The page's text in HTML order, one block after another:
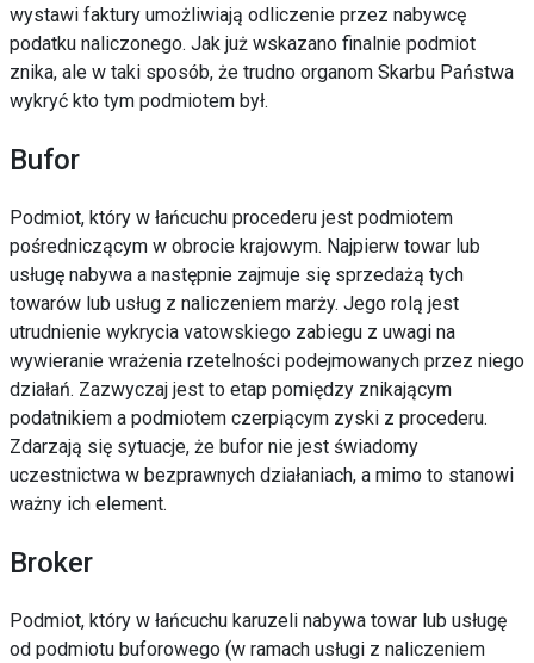
wystawi faktury umożliwiają odliczenie przez nabywcę
podatku naliczonego. Jak już wskazano finalnie podmiot
znika, ale w taki sposób, że trudno organom Skarbu Państwa
wykryć kto tym podmiotem był.
Bufor
Podmiot, który w łańcuchu procederu jest podmiotem
pośredniczącym w obrocie krajowym. Najpierw towar lub
usługę nabywa a następnie zajmuje się sprzedażą tych
towarów lub usług z naliczeniem marży. Jego rolą jest
utrudnienie wykrycia vatowskiego zabiegu z uwagi na
wywieranie wrażenia rzetelności podejmowanych przez niego
działań. Zazwyczaj jest to etap pomiędzy znikającym
podatnikiem a podmiotem czerpiącym zyski z procederu.
Zdarzają się sytuacje, że bufor nie jest świadomy
uczestnictwa w bezprawnych działaniach, a mimo to stanowi
ważny ich element.
Broker
Podmiot, który w łańcuchu karuzeli nabywa towar lub usługę
od podmiotu buforowego (w ramach usługi z naliczeniem